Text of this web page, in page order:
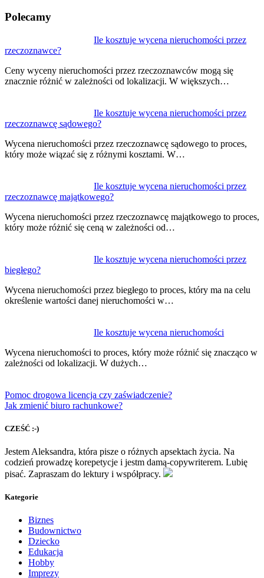
Polecamy
Ile kosztuje wycena nieruchomości przez
rzeczoznawce?
Ceny wyceny nieruchomości przez rzeczoznawców mogą się
znacznie różnić w zależności od lokalizacji. W większych…
Ile kosztuje wycena nieruchomości przez
rzeczoznawcę sądowego?
Wycena nieruchomości przez rzeczoznawcę sądowego to proces,
który może wiązać się z różnymi kosztami. W…
Ile kosztuje wycena nieruchomości przez
rzeczoznawcę majątkowego?
Wycena nieruchomości przez rzeczoznawcę majątkowego to proces,
który może różnić się ceną w zależności od…
Ile kosztuje wycena nieruchomości przez
biegłego?
Wycena nieruchomości przez biegłego to proces, który ma na celu
określenie wartości danej nieruchomości w…
Ile kosztuje wycena nieruchomości
Wycena nieruchomości to proces, który może różnić się znacząco w
zależności od lokalizacji. W dużych…
wpisu
Pomoc drogowa licencja czy zaświadczenie?
Jak zmienić biuro rachunkowe?
CZEŚĆ :-)
Jestem Aleksandra, która pisze o różnych apsektach życia. Na
codzień prowadzę korepetycje i jestm damą-copywriterem. Lubię
pisać. Zapraszam do lektury i współpracy.
Kategorie
Biznes
Budownictwo
Dziecko
Edukacja
Hobby
Imprezy